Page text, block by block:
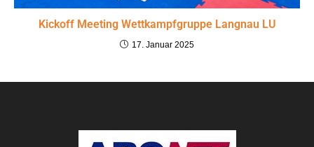
Kickoff Meeting Wettkampfgruppe Langnau LU
17. Januar 2025